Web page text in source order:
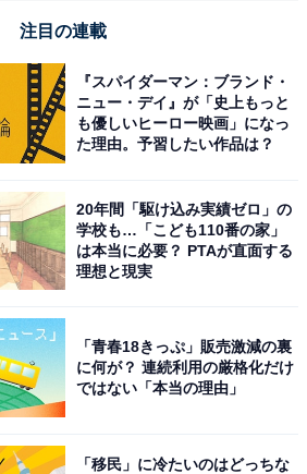
名湯で行ってみたい「神奈川県の温泉」
注目の連載
『スパイダーマン：ブランド・
ニュー・デイ』が「史上もっと
も優しいヒーロー映画」になっ
た理由。予習したい作品は？
20年間「駆け込み実績ゼロ」の
学校も…「こども110番の家」
は本当に必要？ PTAが直面する
理想と現実
「青春18きっぷ」販売激減の裏
に何が？ 連続利用の厳格化だけ
ではない「本当の理由」
「移民」に冷たいのはどっちな